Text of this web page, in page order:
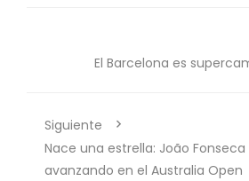
El Barcelona es
Siguiente
Nace una estrella: João Fonseca
avanzando en el Australia Open